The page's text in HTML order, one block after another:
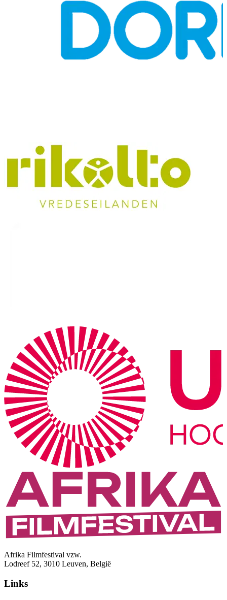
Afrika Filmfestival vzw.
Lodreef 52, 3010 Leuven, België
Links